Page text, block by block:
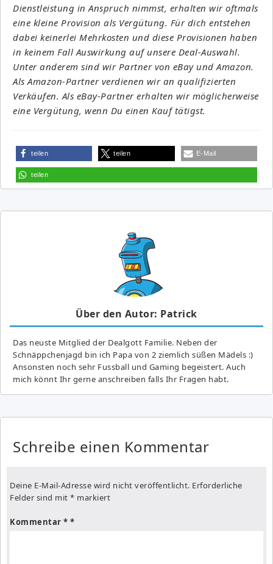
Dienstleistung in Anspruch nimmst, erhalten wir oftmals
eine kleine Provision als Vergütung. Für dich entstehen
dabei keinerlei Mehrkosten und diese Provisionen haben
in keinem Fall Auswirkung auf unsere Deal-Auswahl.
Unter anderem sind wir Partner von eBay und Amazon.
Als Amazon-Partner verdienen wir an qualifizierten
Verkäufen. Als eBay-Partner erhalten wir möglicherweise
eine Vergütung, wenn Du einen Kauf tätigst.
teilen teilen E-Mail
teilen
Über den Autor: Patrick
Das neuste Mitglied der Dealgott Familie. Neben der
Schnäppchenjagd bin ich Papa von 2 ziemlich süßen Mädels :)
Ansonsten noch sehr Fussball und Gaming begeistert. Auch
mich könnt Ihr gerne anschreiben falls Ihr Fragen habt.
Schreibe einen Kommentar
Deine E-Mail-Adresse wird nicht veröffentlicht. Erforderliche
Felder sind mit * markiert
Kommentar *